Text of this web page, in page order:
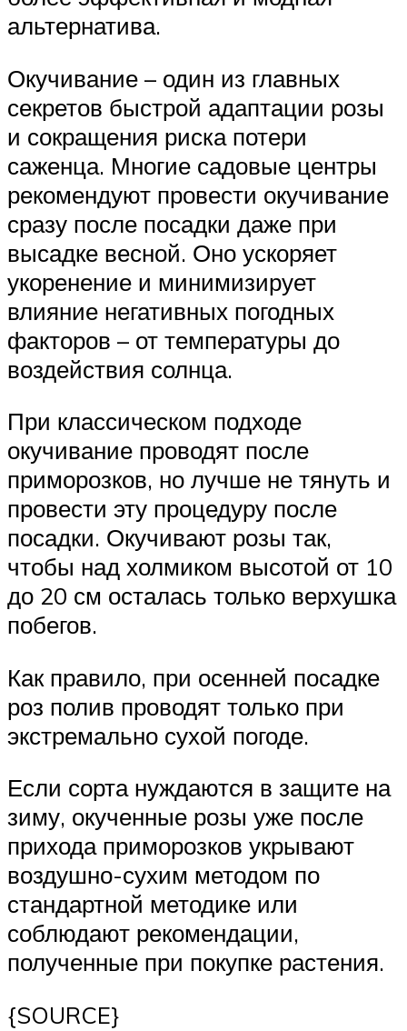
альтернатива.
Окучивание – один из главных
секретов быстрой адаптации розы
и сокращения риска потери
саженца. Многие садовые центры
рекомендуют провести окучивание
сразу после посадки даже при
высадке весной. Оно ускоряет
укоренение и минимизирует
влияние негативных погодных
факторов – от температуры до
воздействия солнца.
При классическом подходе
окучивание проводят после
приморозков, но лучше не тянуть и
провести эту процедуру после
посадки. Окучивают розы так,
чтобы над холмиком высотой от 10
до 20 см осталась только верхушка
побегов.
Как правило, при осенней посадке
роз полив проводят только при
экстремально сухой погоде.
Если сорта нуждаются в защите на
зиму, окученные розы уже после
прихода приморозков укрывают
воздушно-сухим методом по
стандартной методике или
соблюдают рекомендации,
полученные при покупке растения.
{SOURCE}